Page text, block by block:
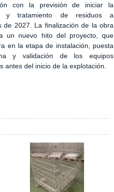
con la previsión de iniciar la
y tratamiento de residuos a
de 2027. La finalización de la obra
un nuevo hito del proyecto, que
en la etapa de instalación, puesta
y validación de los equipos
antes del inicio de la explotación.